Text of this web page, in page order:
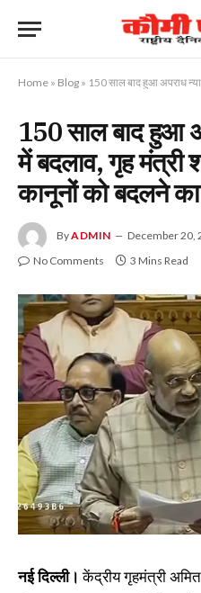
Home » Blog » 150 साल बाद हुआ अपराध न्याय प्रणाली
150 साल बाद हुआ
में बदलाव, गृह मंत्री
कानूनों को बदलने
ByADMIN December 20,
No Comments 3 Mins Read
नई दिल्ली। केंद्रीय गृहमंत्री